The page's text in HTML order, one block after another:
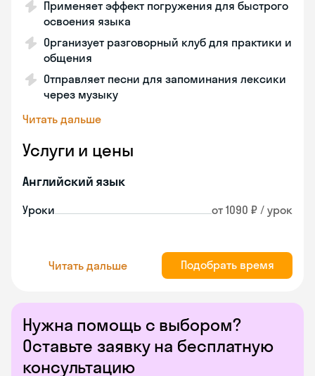
Нужна помощь с выбором?
Оставьте заявку на бесплатную
консультацию
Применяет эффект погружения для быстрого
освоения языка
Организует разговорный клуб для практики и
общения
Отправляет песни для запоминания лексики
через музыку
Читать дальше
Услуги и цены
Английский язык
Уроки от 1090 ₽ / урок
Читать дальше Подобрать время